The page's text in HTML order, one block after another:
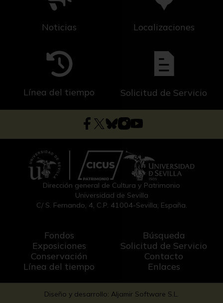
Noticias Localizaciones
Línea del tiempo Solicitud de Servicio
Dirección general de Cultura y Patrimonio
Universidad de Sevilla
C/ S. Fernando, 4, C.P. 41004-Sevilla, España.
Fondos
Exposiciones
Conservación
Línea del tiempo
Búsqueda
Solicitud de Servicio
Contacto
Enlaces
Diseño y desarrollo: Aljamir Software S.L.